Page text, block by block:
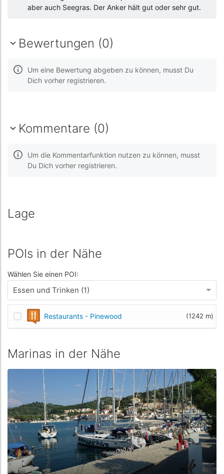
aber auch Seegras. Der Anker hält gut oder sehr gut.
Bewertungen (0)
Um eine Bewertung abgeben zu können, musst Du
Dich vorher registrieren.
Kommentare (0)
Um die Kommentarfunktion nutzen zu können, musst
Du Dich vorher registrieren.
Lage
POIs in der Nähe
Wählen Sie einen POI:
Essen und Trinken (1)
Restaurants - Pinewood (1242 m)
Marinas in der Nähe